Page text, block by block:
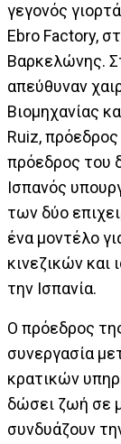
γεγονός
Ebro Factory,
Βαρκελώνης.
απεύθυναν
Βιομηχανίας
Ruiz,
πρόεδρος του
Ισπανός
των δύο
ένα μοντέλο
κινεζικών και
την Ισπανία.
Ο πρόεδρος
συνεργασία
κρατικών
δώσει ζωή σε
συνδυάζουν